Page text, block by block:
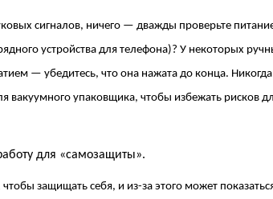
сигналов, ничего — дважды проверьте
устройства для телефона)? У некоторых
— убедитесь, что она нажата до конца.
вакуумного упаковщика, чтобы избежать рисков
для «самозащиты».
защищать себя, и из-за этого может